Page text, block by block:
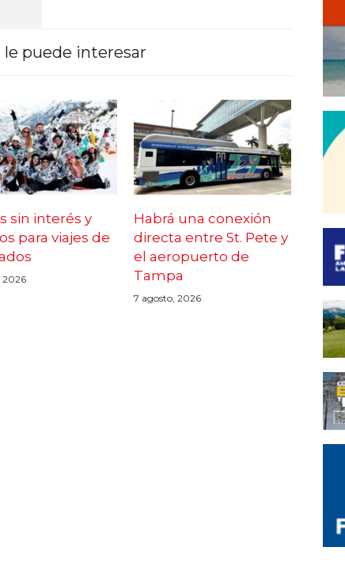
le puede interesar
sin interés y
para viajes de
2026
Habrá una conexión
directa entre St. Pete y
el aeropuerto de
Tampa
7 agosto, 2026